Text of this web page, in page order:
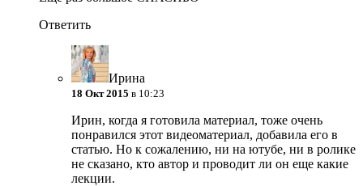
Ответить
Ирина
18 Окт 2015 в 10:23
Ирин, когда я готовила материал, тоже очень
понравился этот видеоматериал, добавила его в
статью. Но к сожалению, ни на ютубе, ни в ролике
не сказано, кто автор и проводит ли он еще какие
лекции.